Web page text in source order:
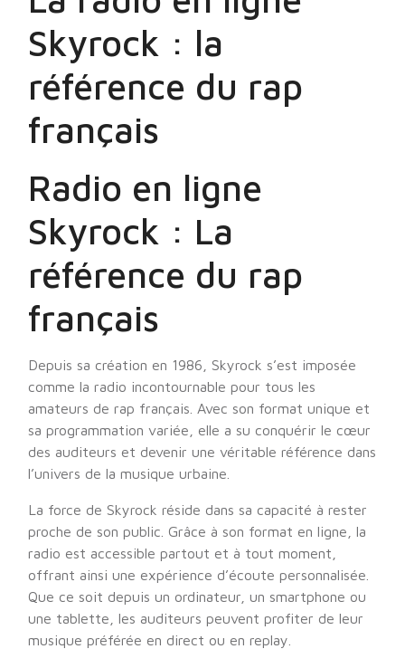
Skyrock : la
référence du rap
français
Radio en ligne
Skyrock : La
référence du rap
français
Depuis sa création en 1986, Skyrock s’est imposée
comme la radio incontournable pour tous les
amateurs de rap français. Avec son format unique et
sa programmation variée, elle a su conquérir le cœur
des auditeurs et devenir une véritable référence dans
l’univers de la musique urbaine.
La force de Skyrock réside dans sa capacité à rester
proche de son public. Grâce à son format en ligne, la
radio est accessible partout et à tout moment,
offrant ainsi une expérience d’écoute personnalisée.
Que ce soit depuis un ordinateur, un smartphone ou
une tablette, les auditeurs peuvent profiter de leur
musique préférée en direct ou en replay.